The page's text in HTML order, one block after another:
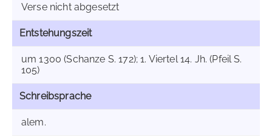
Verse nicht abgesetzt
Entstehungszeit
um 1300 (Schanze S. 172); 1. Viertel 14. Jh. (Pfeil S.
105)
Schreibsprache
alem.